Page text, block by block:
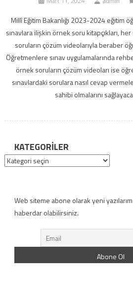
Millî Eğitim Bakanlığı 2023-2024 eğitim
sınavlara ilişkin örnek soru kitapçıkları,
soruların çözüm videolarıyla beraber
Öğretmenlere sınav uygulamalarında
örnek soruların çözüm videoları ise
sınavlardaki sorulara nasıl cevap
sahibi olmalarını
KATEGORILER
Kategoriler
Web siteme abone olarak yeni yazılarım
haberdar olabilirsiniz.